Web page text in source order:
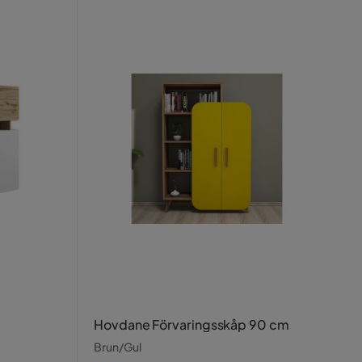
Hovdane Förvaringsskåp 90 cm
Brun/Gul